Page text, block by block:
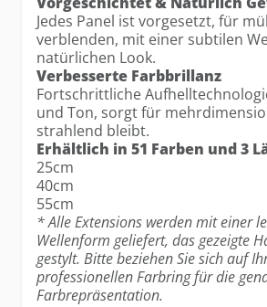
Jedes Panel ist vorgesetzt, für
verblenden, mit einer subtilen
natürlichen Look.
Verbesserte Farbbrillanz
Fortschrittliche
und Ton, sorgt für
strahlend bleibt.
Erhältlich in 51 Farben und 3
25cm
40cm
55cm
* Alle Extensions werden mit einer
Wellenform geliefert, das gezeigte
gestylt. Bitte beziehen Sie sich auf
professionellen Farbring für die
Farbrepräsentation.